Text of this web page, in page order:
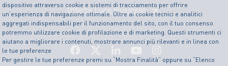
dispositivo attraverso cookie e sistemi di tracciamento per offrire
un’esperienza di navigazione ottimale. Oltre ai cookie tecnici e analitici
aggregati indispensabili per il funzionamento del sito, con il tuo consenso
potremmo utilizzare cookie di profilazione e di marketing. Questi strumenti ci
aiutano a migliorare i contenuti, mostrare annunci più rilevanti e in linea con
le tue preferenze
Per gestire le tue preferenze premi su “Mostra Finalità” oppure su “Elenco
Offerte Luce Business